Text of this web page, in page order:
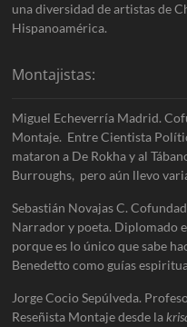
una diversidad de artistas de
Hispanoamérica.
Montajistas:
Miguel Echeverría Madrid.
Montaje. Entre Cientista
mataron a De Rokha y al
Burroughs, pero aún llevo
Sebastián Novajas C.
Narrador y poeta. Diplomado
porque es lo único que sabe
Benedetto como guías
Jorge Cocio Sepúlveda.
Reseñista Montaje desde la